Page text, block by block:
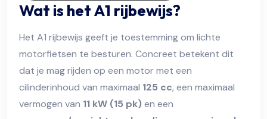
Wat is het A1 rijbewijs?
Het A1 rijbewijs geeft je toestemming om lichte
motorfietsen te besturen. Concreet betekent dit
dat je mag rijden op een motor met een
cilinderinhoud van maximaal 125 cc, een maximaal
vermogen van 11 kW (15 pk) en een